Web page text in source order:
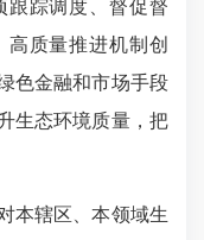
跟踪调度、督促督
质量推进机制创
色金融和市场手段
生态环境质量，把
辖区、本领域生